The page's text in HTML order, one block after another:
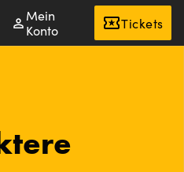
Mein
Konto
Tickets